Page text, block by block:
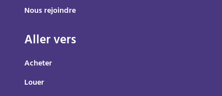
Nous rejoindre
Aller vers
Acheter
Louer